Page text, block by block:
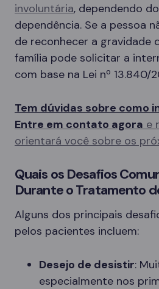
involuntária, dependendo
dependência. Se a pessoa
de reconhecer a gravidade
família pode solicitar a
com base na Lei nº 13.840/
Tem dúvidas sobre como
Entre em contato agora e
orientará você sobre os
Quais os Desafios
Durante o Tratamento
Alguns dos principais
pelos pacientes incluem:
Desejo de desistir:
especialmente nos